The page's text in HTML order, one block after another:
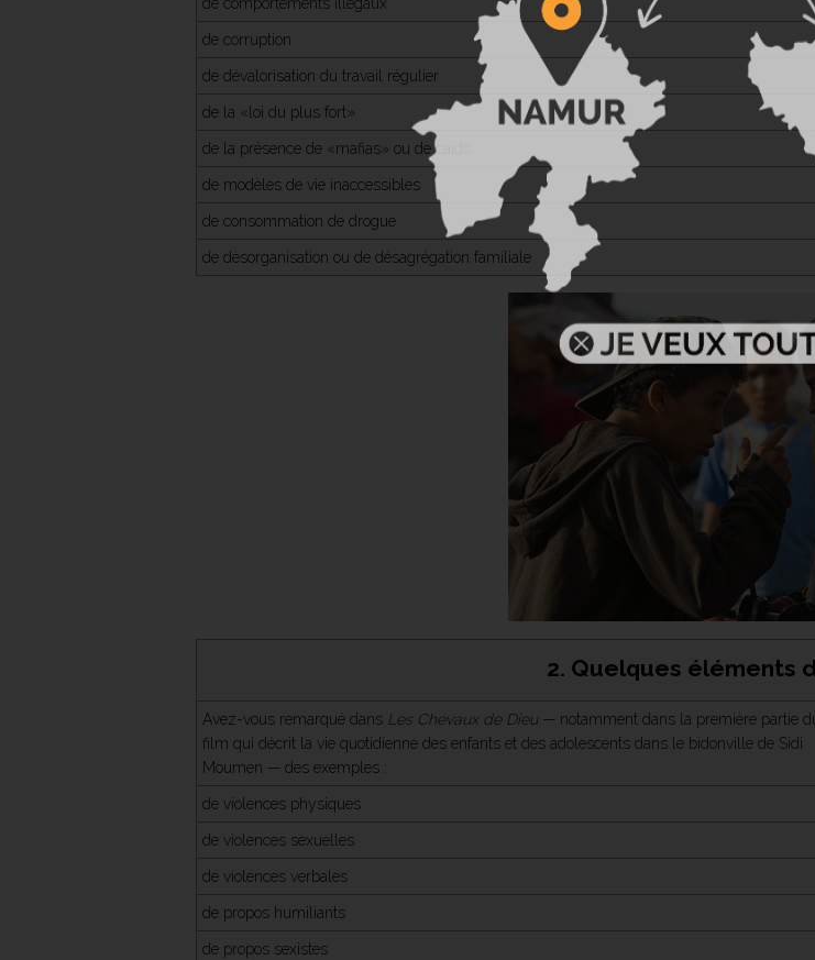
de corruption
de dévalorisation du travail régulier
de la «loi du plus fort»
de la présence de «mafias» ou de caïds
de modèles de vie inaccessibles
de consommation de drogue
de désorganisation ou de désagrégation familiale
2. Quelques éléments
Avez-vous remarqué dans Les Chevaux de Dieu— notamment dans la première partie
film qui décrit la vie quotidienne des enfants et des adolescents dans le bidonville de Sidi
Moumen — des exemples :
de violences physiques
de violences sexuelles
de violences verbales
de propos humiliants
de propos sexistes